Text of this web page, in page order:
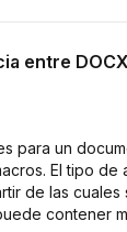
entre
para un
El tipo de
de las
contener